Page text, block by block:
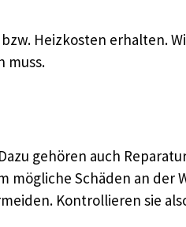
Heizkosten erhalten.
muss.
gehören auch
mögliche Schäden an der
Kontrollieren sie